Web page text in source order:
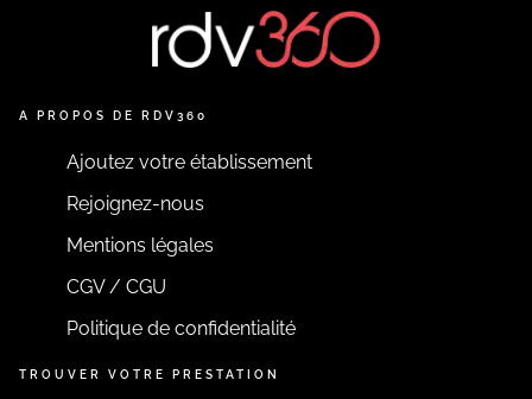
A PROPOS DE RDV360
Ajoutez votre établissement
Rejoignez-nous
Mentions légales
CGV / CGU
Politique de confidentialité
TROUVER VOTRE PRESTATION